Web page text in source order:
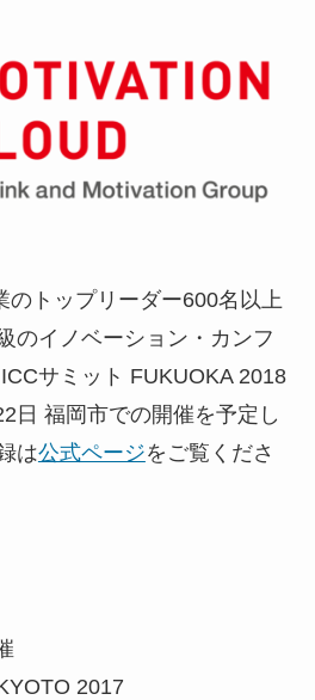
のトップリーダー600名以上
のイノベーション・カンフ
サミット FUKUOKA 2018
日 福岡市での開催を予定し
は公式ページをご覧くださ
2017